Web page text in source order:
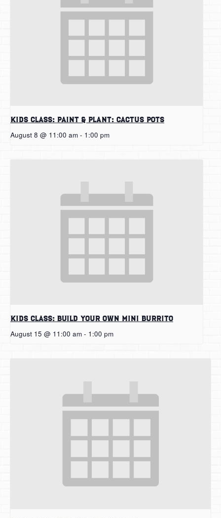
Kids Class: Paint & Plant: Cactus Pots
August 8 @ 11:00 am - 1:00 pm
Kids Class: Build Your Own Mini Burrito
August 15 @ 11:00 am - 1:00 pm